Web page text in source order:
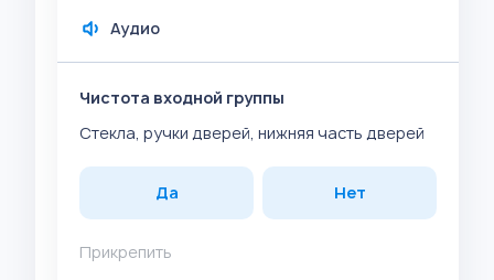
Аудио
Чистота входной группы
Стекла, ручки дверей, нижняя часть дверей
Да Нет
Прикрепить